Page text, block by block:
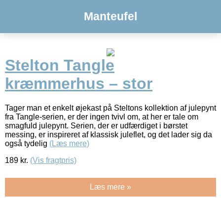
Manteufel
Stelton Tangle
kræmmerhus – stor
Tager man et enkelt øjekast på Steltons kollektion af julepynt
fra Tangle-serien, er der ingen tvivl om, at her er tale om
smagfuld julepynt. Serien, der er udfærdiget i børstet
messing, er inspireret af klassisk juleflet, og det lader sig da
også tydelig (Læs mere)
189 kr. (Vis fragtpris)
Læs mere »